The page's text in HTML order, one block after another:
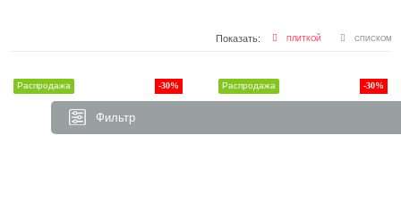
Фильтр
Показать: ПЛИТКОЙ СПИСКОМ
-30%
Распродажа -30%
Распродажа